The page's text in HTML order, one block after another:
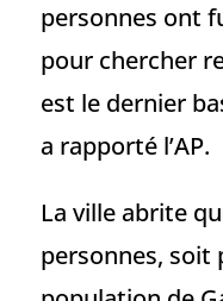
personnes ont
pour chercher
est le dernier
a rapporté l’AP.
La ville abrite
personnes, soit